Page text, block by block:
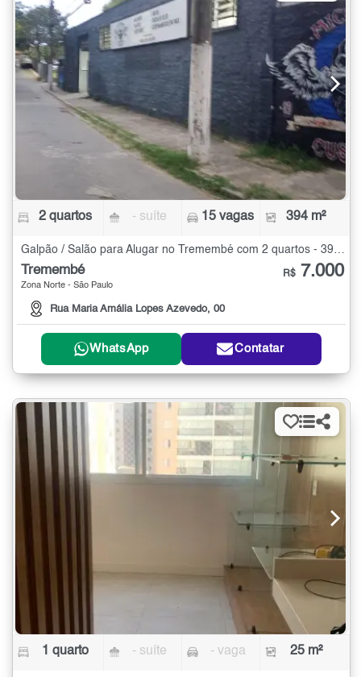
2 quartos - suíte 15 vagas 394 m²
Tremembé
Zona Norte - São Paulo
Rua Maria Amália Lopes Azevedo, 00
R$ 7.000
WhatsApp Contatar
1 quarto - suíte - vaga 25 m²